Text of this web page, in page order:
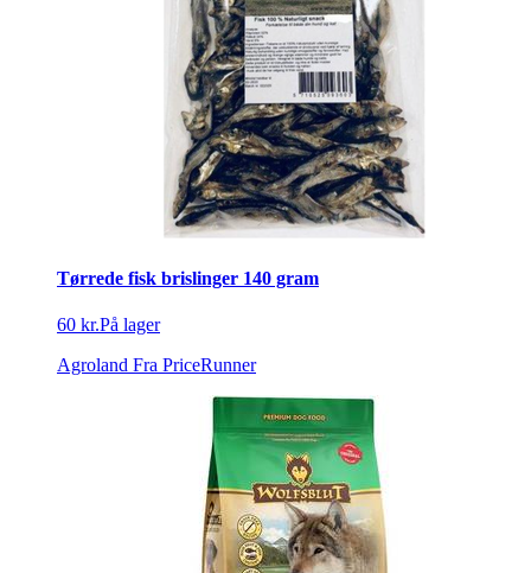
Tørrede fisk brislinger 140 gram
60 kr.På lager
Agroland Fra PriceRunner